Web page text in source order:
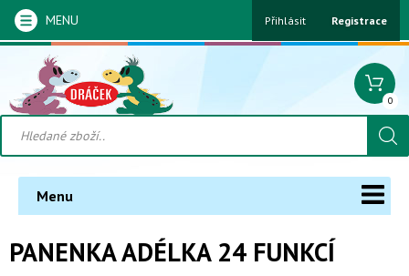
MENU Přihlásit Registrace
0
Menu
PANENKA ADÉLKA 24 FUNKCÍ